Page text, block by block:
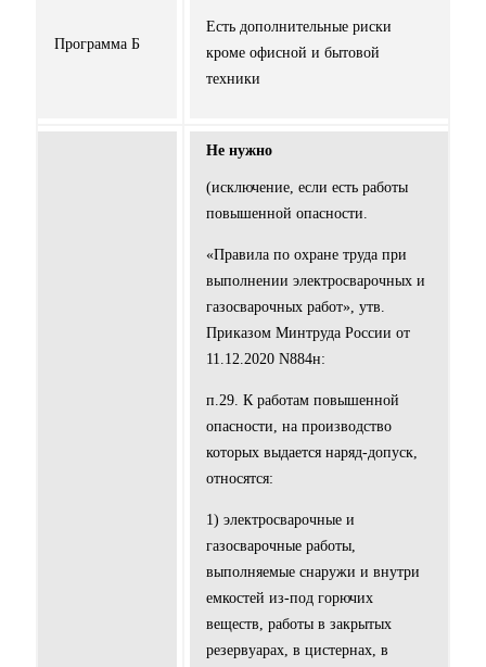
Программа Б
Есть дополнительные риски
кроме офисной и бытовой
техники
Не нужно
(исключение, если есть работы
повышенной опасности.
«Правила по охране труда при
выполнении электросварочных и
газосварочных работ», утв.
Приказом Минтруда России от
11.12.2020 N884н:
п.29. К работам повышенной
опасности, на производство
которых выдается наряд-допуск,
относятся:
1) электросварочные и
газосварочные работы,
выполняемые снаружи и внутри
емкостей из-под горючих
веществ, работы в закрытых
резервуарах, в цистернах, в